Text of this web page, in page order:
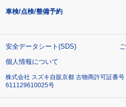
車検/点検/整備予約
安全データシート(SDS)
個人情報について
株式会社 スズキ自販京都 古物商許可証番
611129610025号